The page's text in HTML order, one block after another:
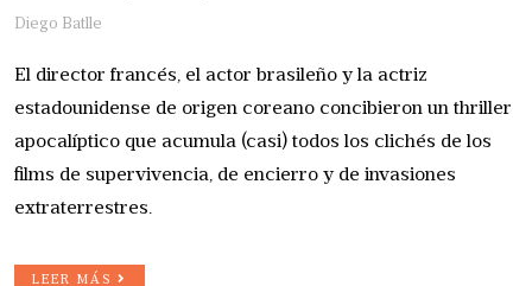
Diego Batlle
El director francés, el actor brasileño y la actriz
estadounidense de origen coreano concibieron un thriller
apocalíptico que acumula (casi) todos los clichés de los
films de supervivencia, de encierro y de invasiones
extraterrestres.
LEER MÁS